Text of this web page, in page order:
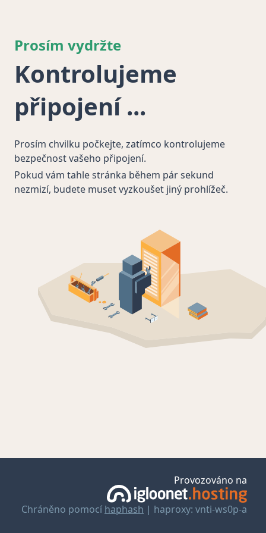
Prosím vydržte
Kontrolujeme
připojení
Prosím chvilku počkejte, zatímco kontrolujeme
bezpečnost vašeho připojení.
Pokud vám tahle stránka během pár sekund
nezmizí, budete muset vyzkoušet jiný prohlížeč.
Provozováno na
Chráněno pomocí haphash | haproxy: vnti-ws0p-a